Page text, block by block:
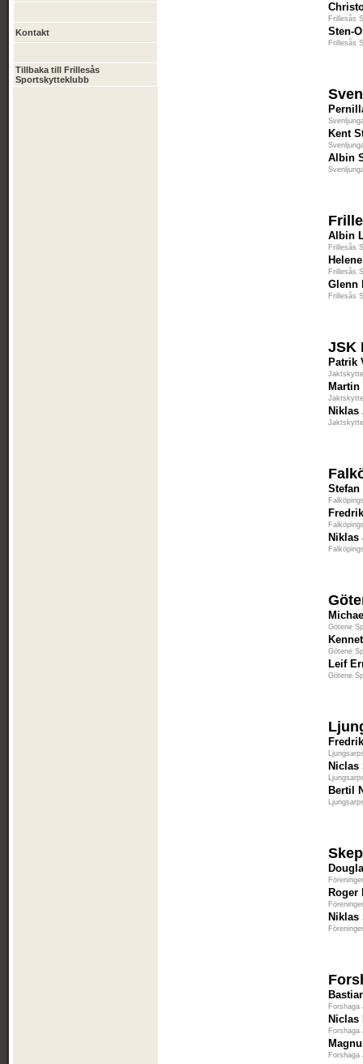
Kontakt
Tillbaka till Frillesås
Sportskytteklubb
Frillesås
Sten-
Frillesås
Kent
Albin
Albin
Frillesås
Frillesås
Glenn
Frillesås
JSK
Patrik
Niklas
Niklas
Götene
Götene
Leif
Götene
Niclas
Bertil
Roger
Forshaga
Niclas
Forshaga
Forshaga